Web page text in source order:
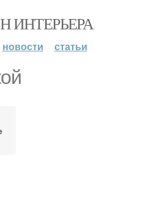
ИНТЕРЬЕРА
новости статьи